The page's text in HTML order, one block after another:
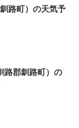
路町）の天気予
路郡釧路町）の